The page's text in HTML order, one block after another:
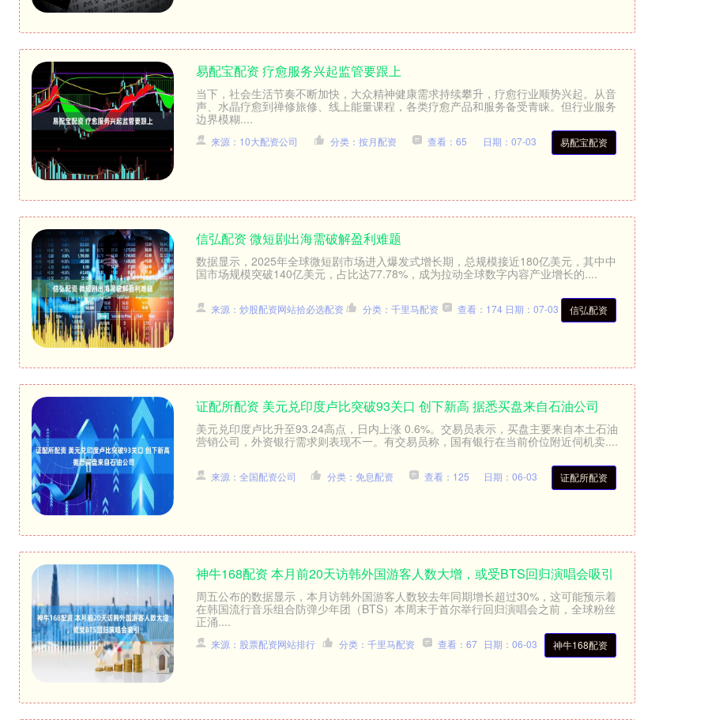
易配宝配资 疗愈服务兴起监管要跟上
当下，社会生活节奏不断加快，大众精神健康需求持续攀升，疗愈行业顺势兴起。从音
声、水晶疗愈到禅修旅修、线上能量课程，各类疗愈产品和服务备受青睐。但行业服务
边界模糊....
易配宝配资
来源：10大配资公司 分类：按月配资 查看：65 日期：07-03
信弘配资 微短剧出海需破解盈利难题
数据显示，2025年全球微短剧市场进入爆发式增长期，总规模接近180亿美元，其中中
国市场规模突破140亿美元，占比达77.78%，成为拉动全球数字内容产业增长的....
信弘配资
来源：炒股配资网站拾必选配资 分类：千里马配资 查看：174 日期：07-03
证配所配资 美元兑印度卢比突破93关口 创下新高 据悉买盘来自石油公司
美元兑印度卢比升至93.24高点，日内上涨 0.6%。交易员表示，买盘主要来自本土石油
营销公司，外资银行需求则表现不一。有交易员称，国有银行在当前价位附近伺机卖....
证配所配资
来源：全国配资公司 分类：免息配资 查看：125 日期：06-03
神牛168配资 本月前20天访韩外国游客人数大增，或受BTS回归演唱会吸引
周五公布的数据显示，本月访韩外国游客人数较去年同期增长超过30%，这可能预示着
在韩国流行音乐组合防弹少年团（BTS）本周末于首尔举行回归演唱会之前，全球粉丝
正涌....
神牛168配资
来源：股票配资网站排行 分类：千里马配资 查看：67 日期：06-03